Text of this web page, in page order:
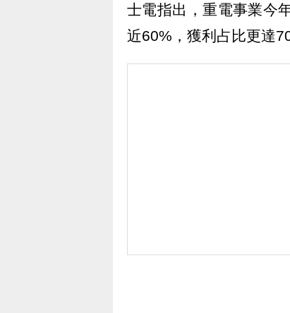
士電指出，重電事業今
近60%，獲利占比更達